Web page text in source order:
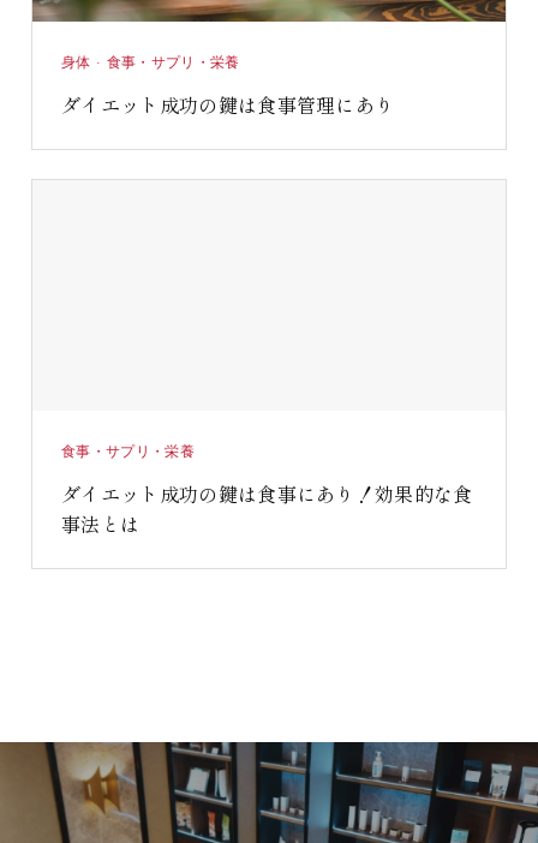
身体 · 食事・サプリ・栄養
ダイエット成功の鍵は食事管理にあり
食事・サプリ・栄養
ダイエット成功の鍵は食事にあり！効果的な食
事法とは